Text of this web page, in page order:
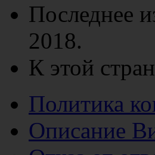
Последнее
2018.
К этой
Политика
Описание